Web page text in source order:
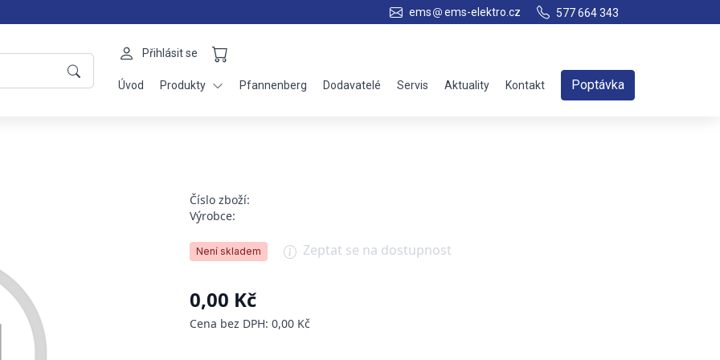
ems ems-elektro.cz 577 664 343
Přihlásit se
Úvod Produkty Pfannenberg Dodavatelé Servis Aktuality Kontakt Poptávka
Číslo zboží:
Výrobce:
Není skladem Zeptat se na dostupnost
0,00 Kč
Cena bez DPH: 0,00 Kč